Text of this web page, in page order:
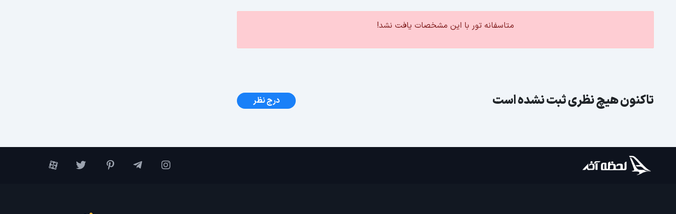
متاسفانه تور با این مشخصات یافت نشد!
تاکنون هیچ نظری ثبت نشده است درج نظر